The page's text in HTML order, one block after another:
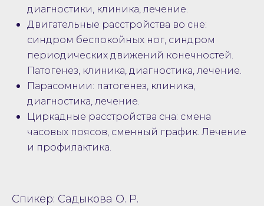
диагностики, клиника, лечение.
Двигательные расстройства во сне:
синдром беспокойных ног, синдром
периодических движений конечностей.
Патогенез, клиника, диагностика, лечение.
Парасомнии: патогенез, клиника,
диагностика, лечение.
Циркадные расстройства сна: смена
часовых поясов, сменный график. Лечение
и профилактика.
Спикер: Садыкова О. Р.